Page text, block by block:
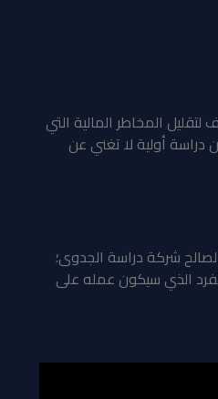
المخاطر المالية التي
دراسة أولية لا تغني عن
شركة دراسة الجدوى؛
الذي سيكون عمله على